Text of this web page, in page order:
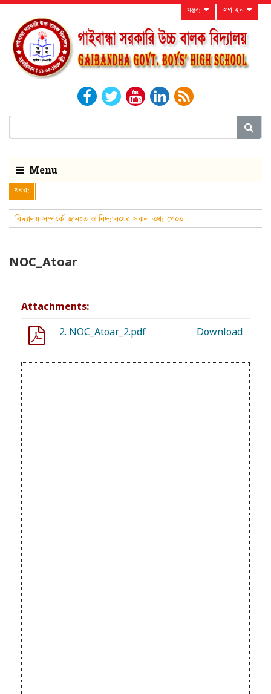
মন্তব্য লগ ইন
Menu
খবর:
বিদ্যালয় সম্পর্কে জানতে ও বিদ্যালয়ের সকল তথ্য পেতে
NOC_Atoar
Attachments:
2. NOC_Atoar_2.pdf
Download